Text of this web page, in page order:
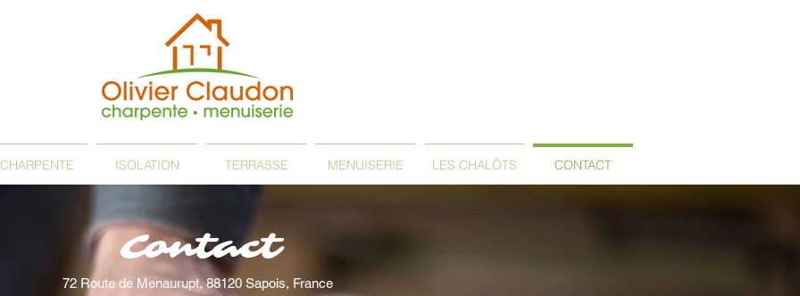
CHARPENTE ISOLATION TERRASSE MENUISERIE LES CHALÔTS CONTACT
Contact
72 Route de Menaurupt, 88120 Sapois, France